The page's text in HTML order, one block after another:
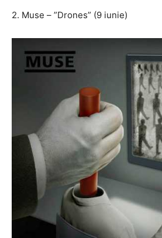
2. Muse – ”Drones” (9 iunie)